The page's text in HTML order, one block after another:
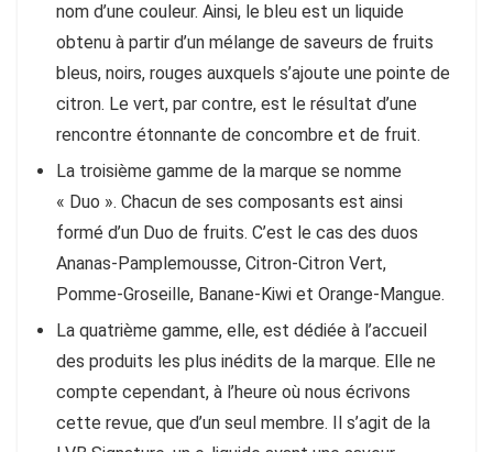
nom d’une couleur. Ainsi, le bleu est un liquide
obtenu à partir d’un mélange de saveurs de fruits
bleus, noirs, rouges auxquels s’ajoute une pointe de
citron. Le vert, par contre, est le résultat d’une
rencontre étonnante de concombre et de fruit.
La troisième gamme de la marque se nomme
« Duo ». Chacun de ses composants est ainsi
formé d’un Duo de fruits. C’est le cas des duos
Ananas-Pamplemousse, Citron-Citron Vert,
Pomme-Groseille, Banane-Kiwi et Orange-Mangue.
La quatrième gamme, elle, est dédiée à l’accueil
des produits les plus inédits de la marque. Elle ne
compte cependant, à l’heure où nous écrivons
cette revue, que d’un seul membre. Il s’agit de la